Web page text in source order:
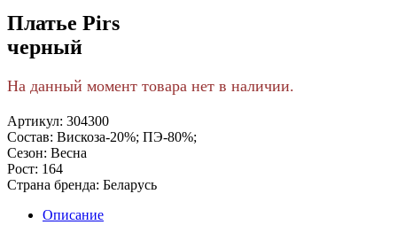
Платье Pirs
черный
На данный момент товара нет в наличии.
Артикул: 304300
Состав: Вискоза-20%; ПЭ-80%;
Сезон: Весна
Рост: 164
Страна бренда: Беларусь
Описание